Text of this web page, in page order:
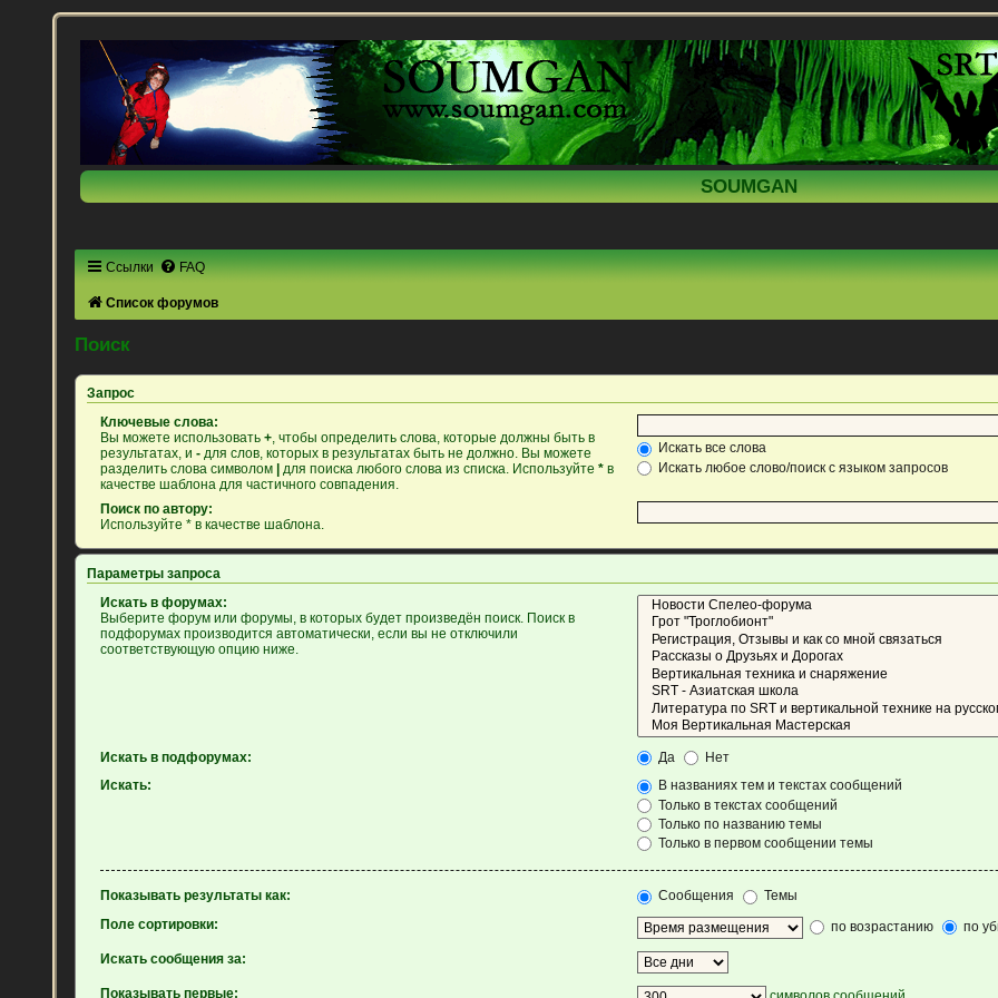
SOUMGAN
Ссылки FAQ
Список форумов
Поиск
Запрос
Ключевые слова:
Вы можете использовать+, чтобы определить слова, которые должны быть в
результатах, и- для слов, которых в результатах быть не должно. Вы можете
разделить слова символом
для поиска любого слова из списка. Используйте* в
качестве шаблона для частичного совпадения.
Искать все слова
Искать любое слово/поиск с языком запросов
Поиск по автору:
Используйте * в качестве шаблона.
Параметры запроса
Искать в форумах:
Выберите форум или форумы, в которых будет произведён поиск. Поиск в
подфорумах производится автоматически, если вы не отключили
соответствующую опцию ниже.
Искать в подфорумах: Да
Нет
Искать:
В названиях тем и текстах сообщений
Только в текстах сообщений
Только по названию темы
Только в первом сообщении темы
Показывать результаты как: Сообщения
Темы
Поле сортировки:
по возрастанию по
Искать сообщения за:
Показывать первые: